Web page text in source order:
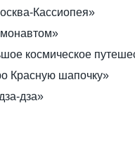
Кассиопея»
космическое
Красную шапочку»
дза»